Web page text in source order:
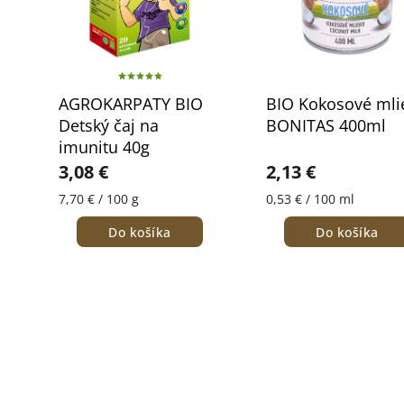
AGROKARPATY BIO
Detský čaj na
imunitu 40g
3,08 €
7,70 € / 100 g
Do košíka
BIO Kokosové
BONITAS 400ml
2,13 €
0,53 € / 100 ml
Do košíka